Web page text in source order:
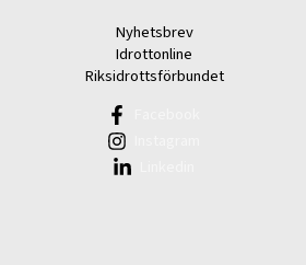
Nyhetsbrev
Idrottonline
Riksidrottsförbundet